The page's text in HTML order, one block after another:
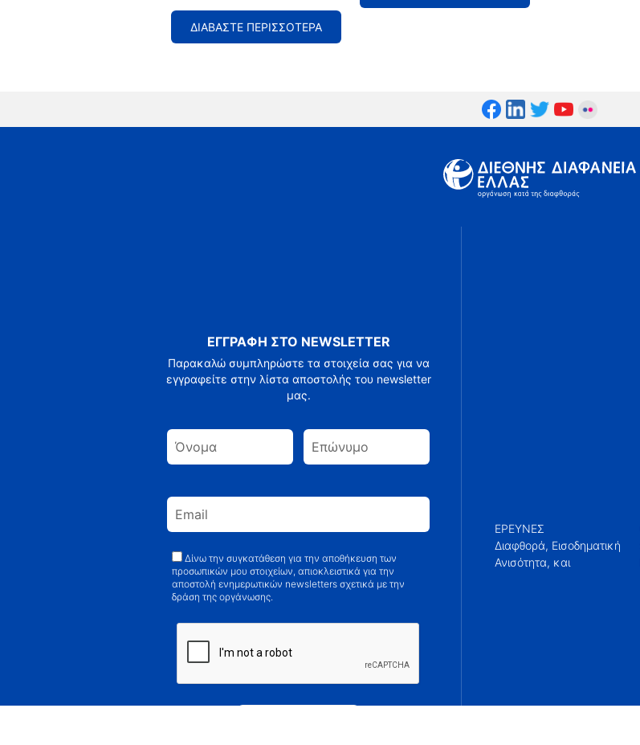
ΔΙΑΒΑΣΤΕ ΠΕΡΙΣΣΟΤΕΡΑ
ΕΓΓΡΑΦΗ ΣΤΟ NEWSLETTER
Παρακαλώ συμπληρώστε τα στοιχεία σας για να
εγγραφείτε στην λίστα αποστολής του newsletter
μας.
Δίνω την συγκατάθεση για την αποθήκευση των
προσωπικών μου στοιχείων, απιοκλειστικά για την
αποστολή ενημερωτικών newsletters σχετικά με την
δράση της οργάνωσης.
ΕΡΕΥΝΕΣ
Διαφθορά, Εισοδηματική
Ανισότητα, και
ως Προσδιοριστικοί
Παράγοντες των